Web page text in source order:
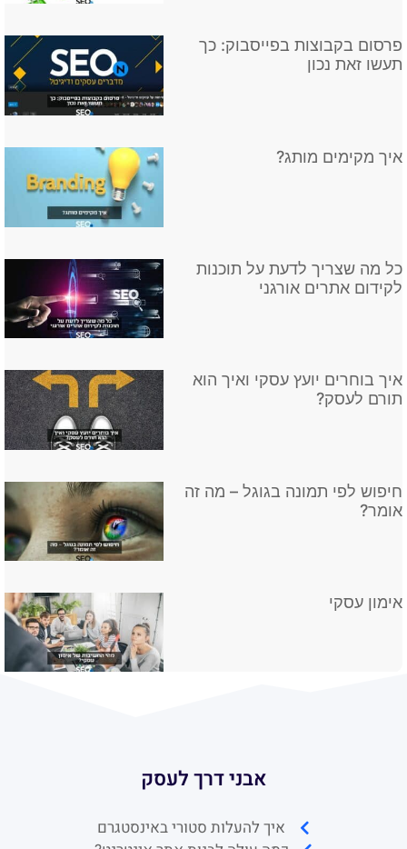
פרסום בקבוצות בפייסבוק: כך
תעשו זאת נכון
איך מקימים מותג?
כל מה שצריך לדעת על תוכנות
לקידום אתרים אורגני
איך בוחרים יועץ עסקי ואיך הוא
תורם לעסק?
חיפוש לפי תמונה בגוגל – מה זה
אומר?
אימון עסקי
אבני דרך לעסק
איך להעלות סטורי באינסטגרם